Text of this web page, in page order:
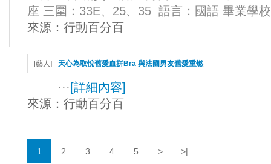
座 三圍：33E、25、35 語言：國語 畢業學校
來源： 行動百分百
[藝人] 天心為取悅舊愛血拼Bra 與法國男友舊愛重燃
··· [詳細內容]
來源： 行動百分百
1 2 3 4 5 > >|